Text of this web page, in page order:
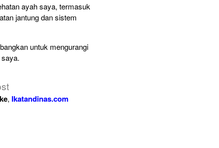
ayah saya, termasuk
jantung dan sistem
untuk mengurangi
, Ikatandinas.com